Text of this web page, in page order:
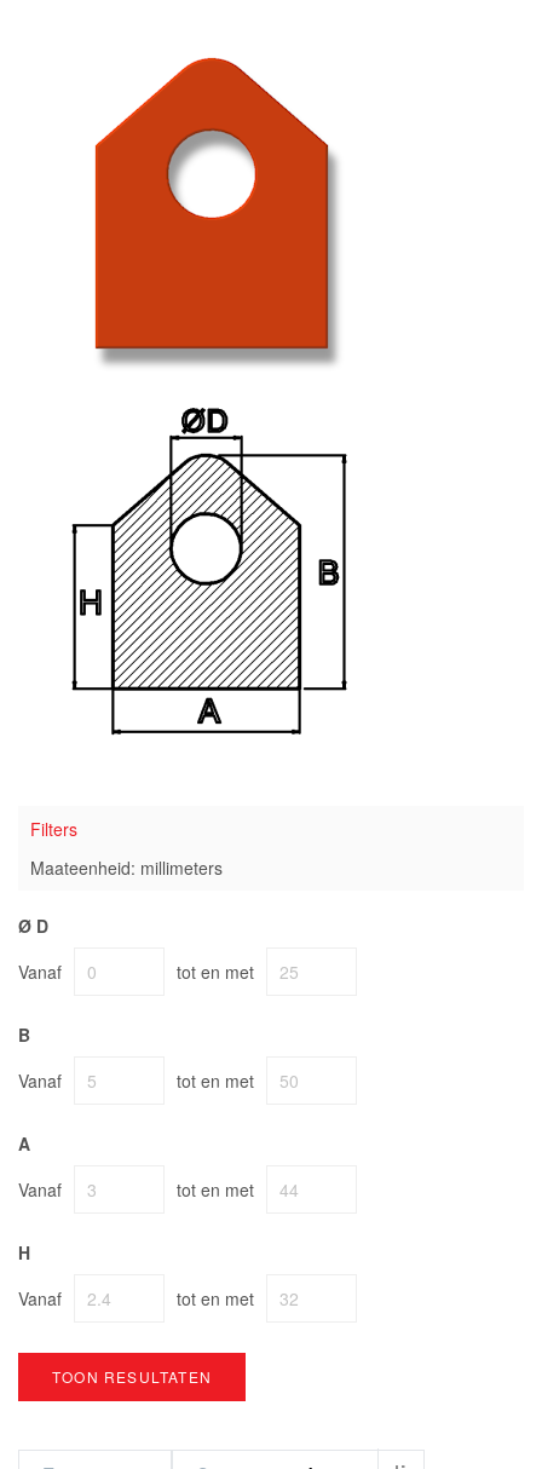
Filters
Maateenheid: millimeters
Ø D
Vanaf
tot en met
B
Vanaf
tot en met
A
Vanaf
tot en met
H
Vanaf
tot en met
TOON RESULTATEN